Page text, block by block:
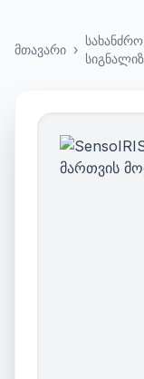
მთავარი ›
სახანძრო